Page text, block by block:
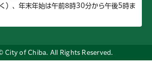
）、年末年始は午前8時30分から午後5時ま
City of Chiba. All Rights Reserved.